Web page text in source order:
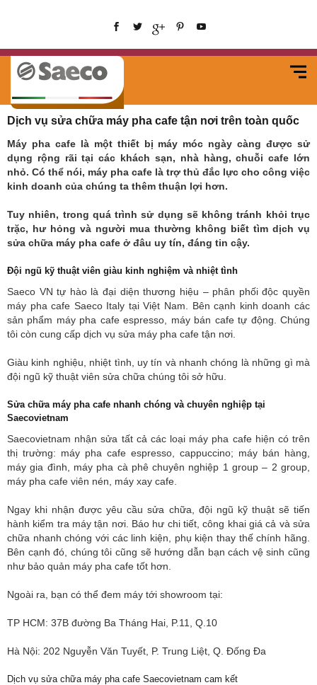
Dịch vụ sửa chữa máy pha cafe tận nơi trên toàn quốc
Máy pha cafe là một thiết bị máy móc ngày càng được sử
dụng rộng rãi tại các khách sạn, nhà hàng, chuỗi cafe lớn
nhỏ. Có thể nói, máy pha cafe là trợ thủ đắc lực cho công việc
kinh doanh của chúng ta thêm thuận lợi hơn.
Tuy nhiên, trong quá trình sử dụng sẽ không tránh khỏi trục
trặc, hư hỏng và người mua thường không biết tìm dịch vụ
sửa chữa máy pha cafe ở đâu uy tín, đáng tin cậy.
Đội ngũ kỹ thuật viên giàu kinh nghiệm và nhiệt tình
Saeco VN tự hào là đại diện thương hiệu – phân phối độc quyền
máy pha cafe Saeco Italy tại Việt Nam. Bên cạnh kinh doanh các
sản phẩm máy pha cafe espresso, máy bán cafe tự động. Chúng
tôi còn cung cấp dịch vụ sửa máy pha cafe tận nơi.
Giàu kinh nghiệu, nhiệt tình, uy tín và nhanh chóng là những gì mà
đội ngũ kỹ thuật viên sửa chữa chúng tôi sở hữu.
Sửa chữa máy pha cafe nhanh chóng và chuyên nghiệp tại
Saecovietnam
Saecovietnam nhận sửa tất cả các loại máy pha cafe hiện có trên
thị trường: máy pha cafe espresso, cappuccino; máy bán hàng,
máy gia đình, máy pha cà phê chuyên nghiệp 1 group – 2 group,
máy pha cafe viên nén, máy xay cafe.
Ngay khi nhận được yêu cầu sửa chữa, đội ngũ kỹ thuật sẽ tiến
hành kiểm tra máy tận nơi. Báo hư chi tiết, công khai giá cả và sửa
chữa nhanh chóng với các linh kiện, phụ kiện thay thế chính hãng.
Bên cạnh đó, chúng tôi cũng sẽ hướng dẫn bạn cách vệ sinh cũng
như bảo quản máy pha cafe tốt hơn.
Ngoài ra, bạn có thể đem máy tới showroom tại:
TP HCM: 37B đường Ba Tháng Hai, P.11, Q.10
Hà Nội: 202 Nguyễn Văn Tuyết, P. Trung Liệt, Q. Đống Đa
Dịch vụ sửa chữa máy pha cafe Saecovietnam cam kết